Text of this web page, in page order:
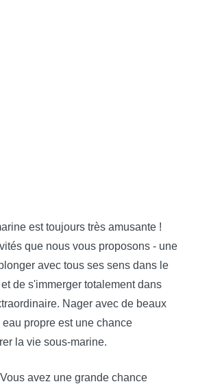
est toujours très amusante !
que nous vous proposons - une
avec tous ses sens dans le
de s'immerger totalement dans
Nager avec de beaux
propre est une chance
la vie sous-marine.
avez une grande chance